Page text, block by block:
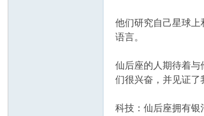
他们研究自己星球
语言。
仙后座的人期待着
们很兴奋，并见证了
科技：仙后座拥有